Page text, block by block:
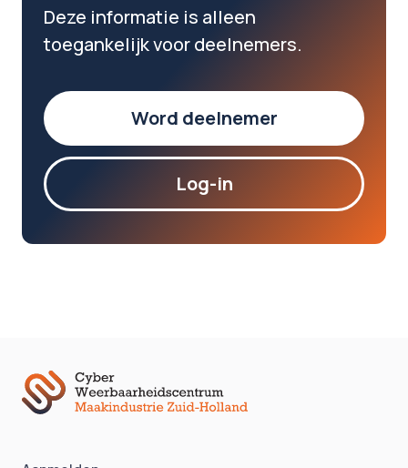
Deze informatie is alleen
toegankelijk voor deelnemers.
Word deelnemer
Log-in